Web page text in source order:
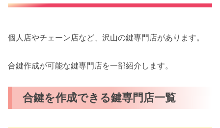
個人店やチェーン店など、沢山の鍵専門店があります。
合鍵作成が可能な鍵専門店を一部紹介します。
合鍵を作成できる鍵専門店一覧